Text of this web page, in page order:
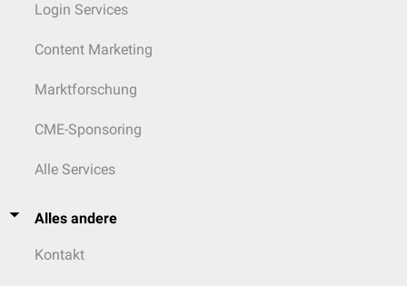
Login Services
Content Marketing
Marktforschung
CME-Sponsoring
Alle Services
Alles andere
Kontakt